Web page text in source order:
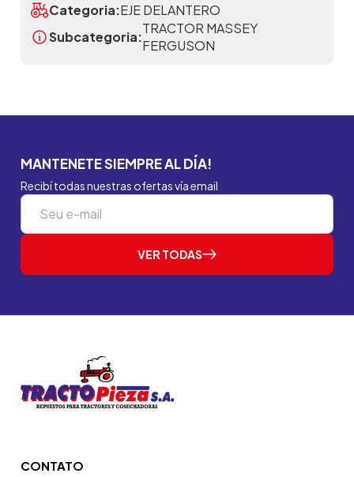
Categoria:EJE DELANTERO
Subcategoria:
TRACTOR MASSEY
FERGUSON
MANTENETE SIEMPRE AL DÍA!
Recibí todas nuestras ofertas vía email
VER TODAS
CONTATO